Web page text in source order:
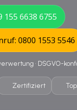
155 6638 6755
0800 1553 5546
• DSGVO-
Zertifiziert